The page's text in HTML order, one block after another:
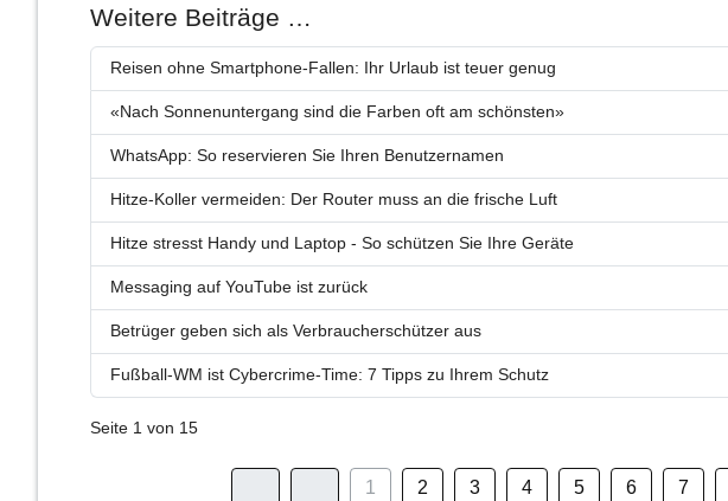
Weitere Beiträge …
Reisen ohne Smartphone-Fallen: Ihr Urlaub ist teuer genug
«Nach Sonnenuntergang sind die Farben oft am schönsten»
WhatsApp: So reservieren Sie Ihren Benutzernamen
Hitze-Koller vermeiden: Der Router muss an die frische Luft
Hitze stresst Handy und Laptop - So schützen Sie Ihre Geräte
Messaging auf YouTube ist zurück
Betrüger geben sich als Verbraucherschützer aus
Fußball-WM ist Cybercrime-Time: 7 Tipps zu Ihrem Schutz
Seite 1 von 15
1 2 3 4 5 6 7